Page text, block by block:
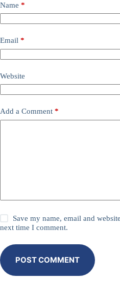
Name *
Email *
Website
Add a Comment *
Save my name, email and
next time I comment.
POST COMMENT